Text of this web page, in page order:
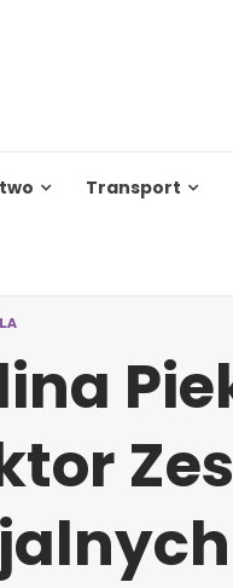
Transport